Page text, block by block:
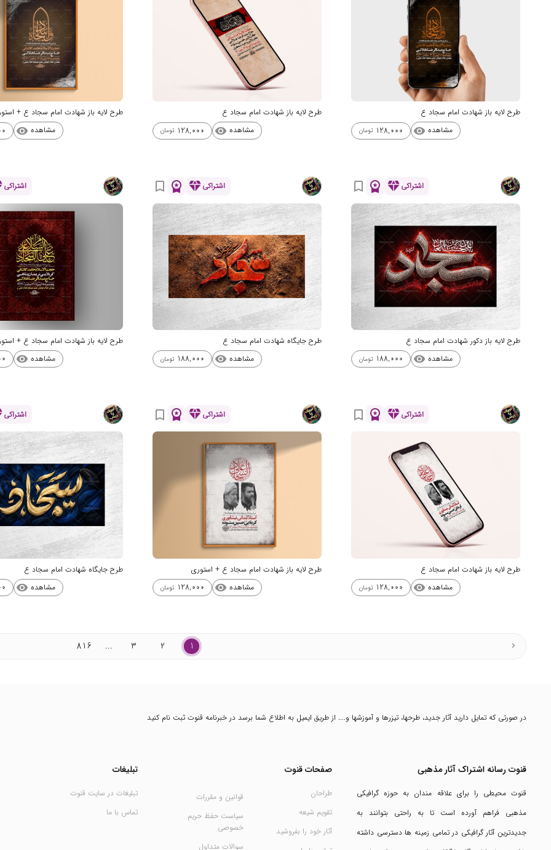
طرح لایه باز شهادت امام سجاد ع
مشاهده visibility
128,000 تومان
طرح لایه باز شهادت امام سجاد ع
مشاهده visibility
128,000 تومان
طرح لایه باز شهادت امام سجاد ع +
مشاهده visibility
اشتراکیdiamond
workspace_premium
bookmark_border
طرح لایه باز دکور شهادت امام سجاد ع
مشاهده visibility
188,000 تومان
اشتراکیdiamond
workspace_premium
bookmark_border
طرح جایگاه شهادت امام سجاد ع
مشاهده visibility
188,000 تومان
اشتراکی
طرح لایه باز شهادت امام سجاد ع +
مشاهده visibility
اشتراکیdiamond
workspace_premium
bookmark_border
طرح لایه باز شهادت امام سجاد ع
مشاهده visibility
128,000 تومان
اشتراکیdiamond
workspace_premium
bookmark_border
طرح لایه باز شهادت امام سجاد ع + استوری
مشاهده visibility
128,000 تومان
اشتراکی
طرح جایگاه شهادت امام سجاد ع
مشاهده visibility
1
2
3
...
816
در صورتی که تمایل دارید آثار جدید، طرحها، تیزرها و آموزشها و.... از طریق ایمیل به اطلاع شما برسد در خبرنامه قنوت ثبت نام کنید
قنوت رسانه اشتراک آثار مذهبی
قنوت محیطی را برای علاقه مندان به حوزه گرافیکی
مذهبی فراهم آورده است تا به راحتی بتوانند به
جدیدترین آثار گرافیکی در تمامی زمینه ها دسترسی داشته
صفحات قنوت
طراحان
تقویم شیعه
آثار خود را بفروشید
قوانین و مقررات
سیاست حفظ حریم
خصوصی
سوالات متداول
تبلیغات
تبلیغات در سایت قنوت
تماس با ما